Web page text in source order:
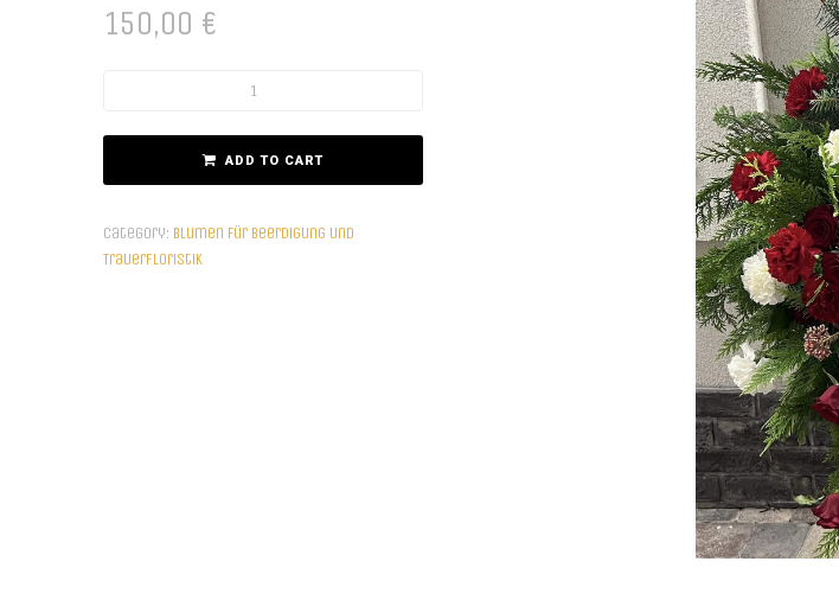
150,00 €
ADD TO CART
Category: Blumen für Beerdigung und
Trauerfloristik